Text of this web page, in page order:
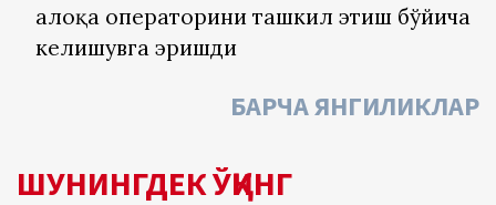
алоқа операторини ташкил этиш бўйича
келишувга эришди
БАРЧА ЯНГИЛИКЛАР
ШУНИНГДЕК ЎҚИНГ